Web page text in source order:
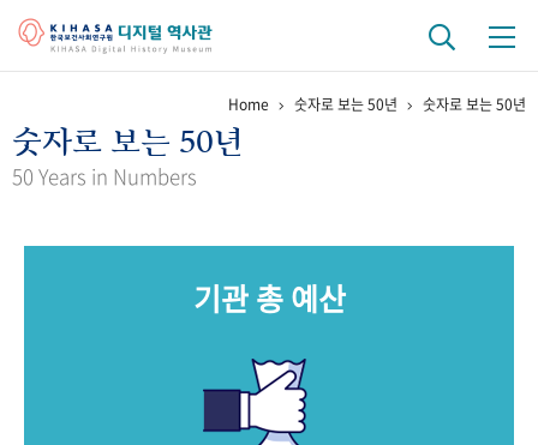
걸어온 길 기관 변천사 역대 기관장
키워드로 보는 연구 역사
문서 기록물 행정박물
Home 숫자로 보는 50년 숫자로 보는 50년
숫자로 보는 50년
50 Years in Numbers
기관 총 예산